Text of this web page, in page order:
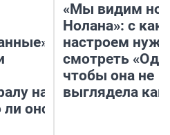
на
оно
«Мы видим
Нолана»: с
настроем
смотреть
чтобы она не
выглядела как